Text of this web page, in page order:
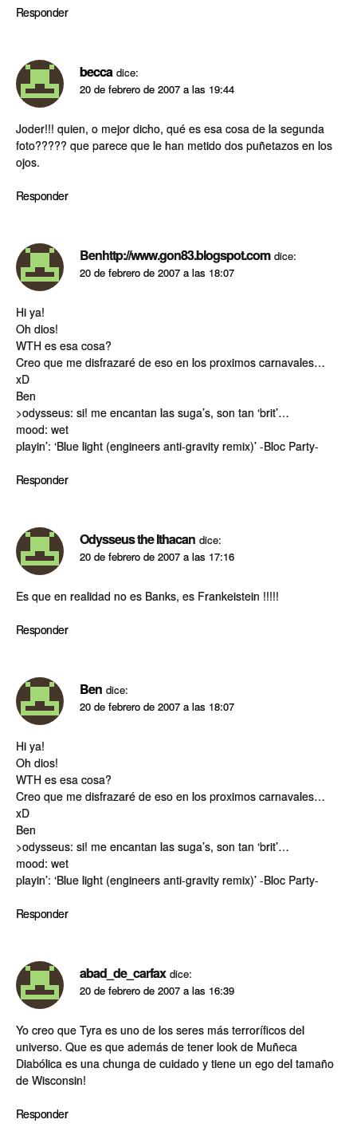
Responder
becca dice:
20 de febrero de 2007 a las 19:44
Joder!!! quien, o mejor dicho, qué es esa cosa de la segunda
foto????? que parece que le han metido dos puñetazos en los
ojos.
Responder
Benhttp://www.gon83.blogspot.com dice:
20 de febrero de 2007 a las 18:07
Hi ya!
Oh dios!
WTH es esa cosa?
Creo que me disfrazaré de eso en los proximos carnavales…
xD
Ben
>odysseus: si! me encantan las suga’s, son tan ‘brit’…
mood: wet
playin’: ‘Blue light (engineers anti-gravity remix)’ -Bloc Party-
Responder
Odysseus the Ithacan dice:
20 de febrero de 2007 a las 17:16
Es que en realidad no es Banks, es Frankeistein !!!!!
Responder
Ben dice:
20 de febrero de 2007 a las 18:07
Hi ya!
Oh dios!
WTH es esa cosa?
Creo que me disfrazaré de eso en los proximos carnavales…
xD
Ben
>odysseus: si! me encantan las suga’s, son tan ‘brit’…
mood: wet
playin’: ‘Blue light (engineers anti-gravity remix)’ -Bloc Party-
Responder
abad_de_carfax dice:
20 de febrero de 2007 a las 16:39
Yo creo que Tyra es uno de los seres más terroríficos del
universo. Que es que además de tener look de Muñeca
Diabólica es una chunga de cuidado y tiene un ego del tamaño
de Wisconsin!
Responder